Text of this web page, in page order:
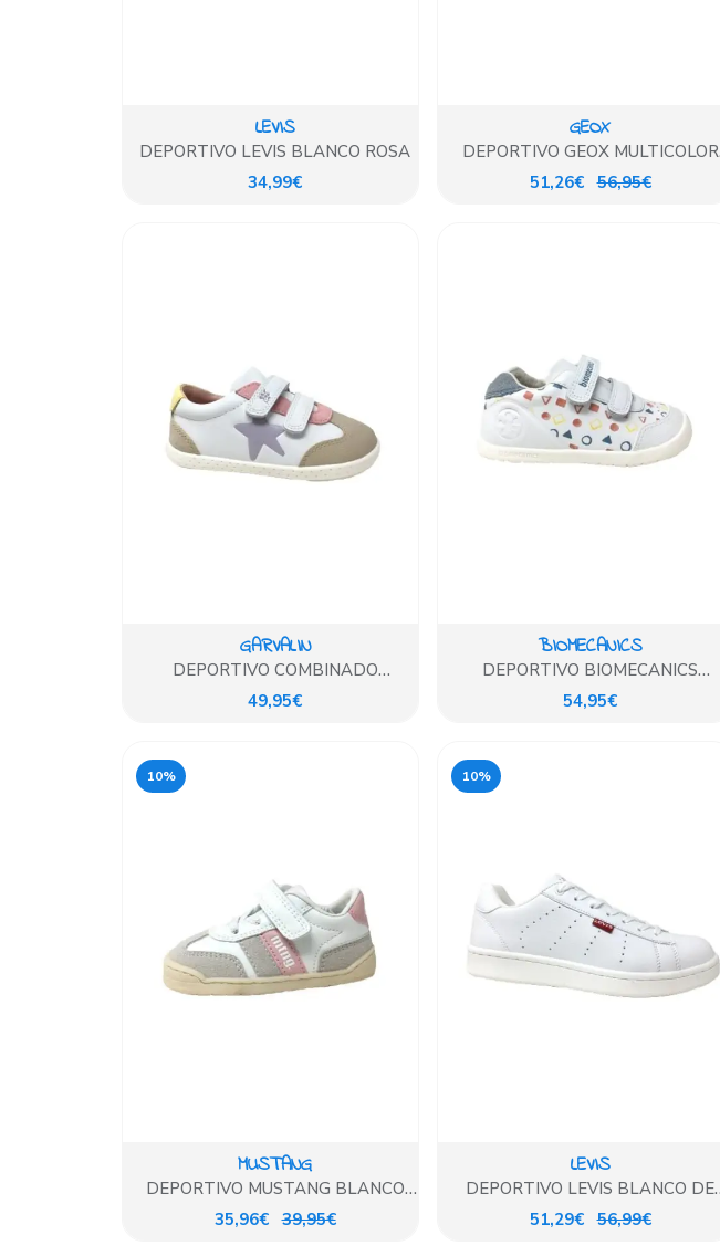
LEVIS
DEPORTIVO LEVIS BLANCO ROSA
34,99€
GEOX
DEPORTIVO GEOX MULTICOLOR
LUCES
51,26€ 56,95€
GARVALIN
DEPORTIVO COMBINADO
ESTRELLA LILA GARVALIN
49,95€
BIOMECANICS
DEPORTIVO BIOMECANICS
BLANCO DETALLES COLORES
54,95€
10%
MUSTANG
DEPORTIVO MUSTANG BLANCO
ROSA
35,96€ 39,95€
10%
LEVIS
DEPORTIVO LEVIS BLANCO DE
CORDON
51,29€ 56,99€